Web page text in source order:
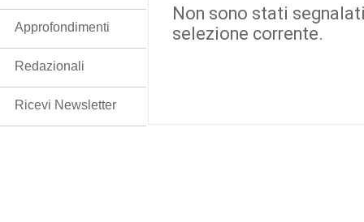
Non sono stati
selezione corrente.
Approfondimenti
Redazionali
Ricevi Newsletter